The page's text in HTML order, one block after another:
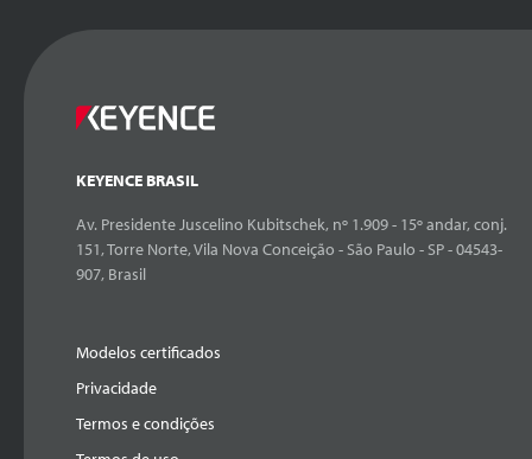
KEYENCE BRASIL
Av. Presidente Juscelino Kubitschek, nº 1.909 - 15º andar, conj.
151, Torre Norte, Vila Nova Conceição - São Paulo - SP - 04543-
907, Brasil
Modelos certificados
Privacidade
Termos e condições